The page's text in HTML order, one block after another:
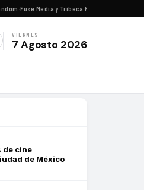
·Fuse Media y Tribeca Films se alían para
VIERNES
7 Agosto 2026
de cine
de México